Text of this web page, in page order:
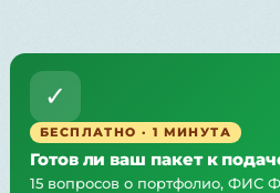
✓
БЕСПЛАТНО · 1 МИНУТА
Готов ли ваш пакет к
15 вопросов о портфолио, ФИС